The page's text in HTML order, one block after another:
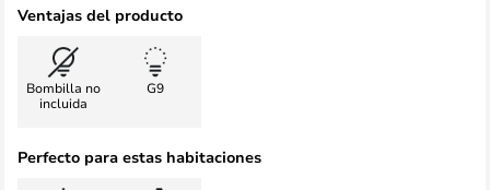
Ventajas del producto
Bombilla no
incluida
G9
Perfecto para estas habitaciones